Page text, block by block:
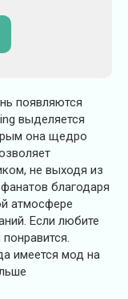
появляются
выделяется
она щедро
не выходя из
благодаря
атмосфере
Если любите
имеется мод на